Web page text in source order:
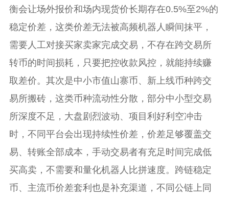
衡会让场外报价和场内现货价长期存在0.5%至2%的
稳定价差，这类价差无法被高频机器人瞬间抹平，
需要人工对接买家卖家完成交易，不存在跨交易所
转币的时间损耗，只要把控收款风控，就能持续赚
取差价。其次是中小市值山寨币、新上线币种跨交
易所搬砖，这类币种流动性分散，部分中小型交易
所深度不足，大盘剧烈波动、项目利好利空冲击
时，不同平台会出现持续性价差，价差足够覆盖交
易、转账全部成本，手动交易者有充足时间完成低
买高卖，不需要和量化机器人比拼速度。跨链稳定
币、主流币价差套利也是补充渠道，不同公链上同